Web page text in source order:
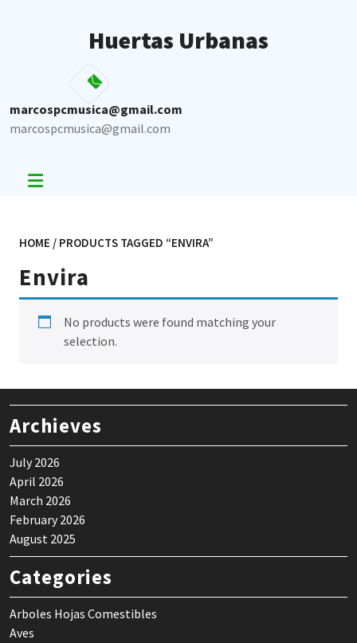
Huertas Urbanas
marcospcmusica@gmail.com
marcospcmusica@gmail.com
HOME / PRODUCTS TAGGED “ENVIRA”
Envira
No products were found matching your
selection.
Archieves
July 2026
April 2026
March 2026
February 2026
August 2025
Categories
Arboles Hojas Comestibles
Aves